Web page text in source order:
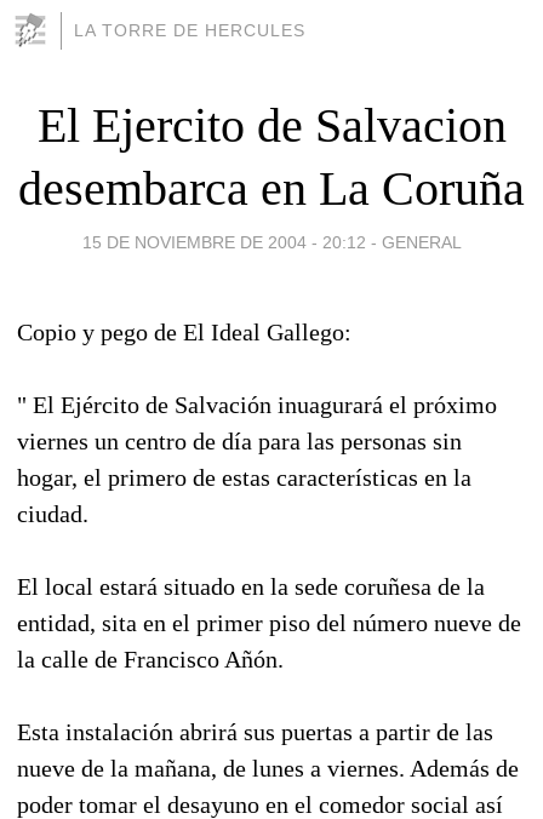
LA TORRE DE HERCULES
El Ejercito de Salvacion
desembarca en La Coruña
15 DE NOVIEMBRE DE 2004 - 20:12 - GENERAL
Copio y pego de El Ideal Gallego:
" El Ejército de Salvación inuagurará el próximo
viernes un centro de día para las personas sin
hogar, el primero de estas características en la
ciudad.
El local estará situado en la sede coruñesa de la
entidad, sita en el primer piso del número nueve de
la calle de Francisco Añón.
Esta instalación abrirá sus puertas a partir de las
nueve de la mañana, de lunes a viernes. Además de
poder tomar el desayuno en el comedor social así